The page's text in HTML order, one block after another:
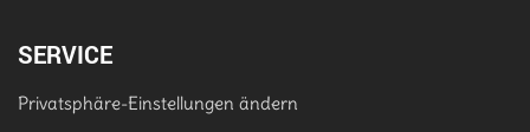
SERVICE
Privatsphäre-Einstellungen ändern